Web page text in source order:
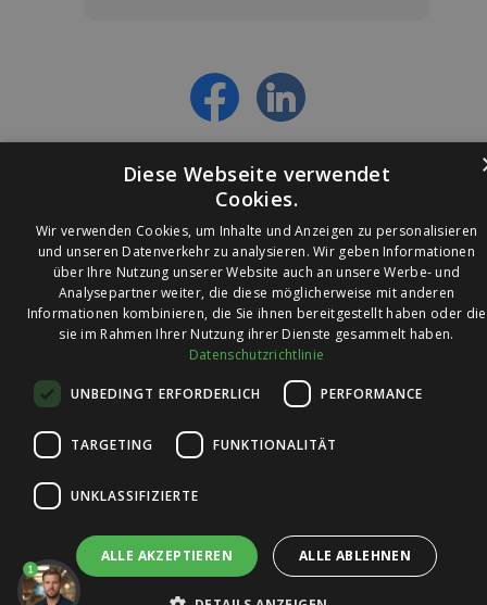
© 2026 Ledleuchtendiscounter.de
auf
Trusted Shops
1
Diese Webseite verwendet
Cookies.
Wir verwenden Cookies, um Inhalte und Anzeigen zu personalisieren
und unseren Datenverkehr zu analysieren. Wir geben Informationen
über Ihre Nutzung unserer Website auch an unsere Werbe- und
Analysepartner weiter, die diese möglicherweise mit anderen
Informationen kombinieren, die Sie ihnen bereitgestellt haben oder die
sie im Rahmen Ihrer Nutzung ihrer Dienste gesammelt haben.
Datenschutzrichtlinie
UNBEDINGT ERFORDERLICH PERFORMANCE
TARGETING FUNKTIONALITÄT
UNKLASSIFIZIERTE
ALLE AKZEPTIEREN ALLE ABLEHNEN